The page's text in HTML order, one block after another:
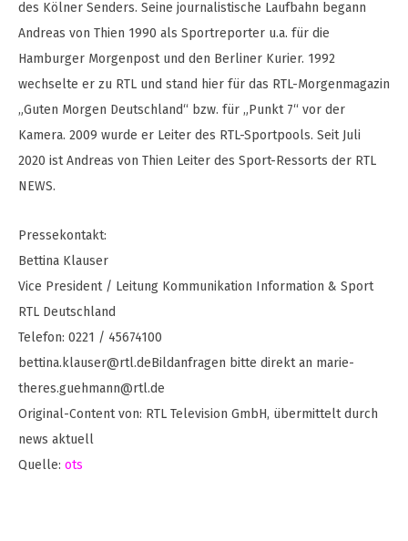
des Kölner Senders. Seine journalistische Laufbahn begann
Andreas von Thien 1990 als Sportreporter u.a. für die
Hamburger Morgenpost und den Berliner Kurier. 1992
wechselte er zu RTL und stand hier für das RTL-Morgenmagazin
„Guten Morgen Deutschland“ bzw. für „Punkt 7“ vor der
Kamera. 2009 wurde er Leiter des RTL-Sportpools. Seit Juli
2020 ist Andreas von Thien Leiter des Sport-Ressorts der RTL
NEWS.
Pressekontakt:
Bettina Klauser
Vice President / Leitung Kommunikation Information & Sport
RTL Deutschland
Telefon: 0221 / 45674100
bettina.klauser@rtl.deBildanfragen bitte direkt an marie-
theres.guehmann@rtl.de
Original-Content von: RTL Television GmbH, übermittelt durch
news aktuell
Quelle: ots